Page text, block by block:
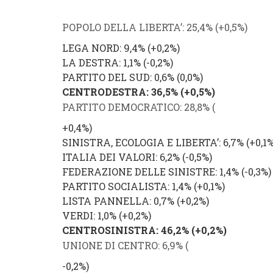
POPOLO DELLA LIBERTA’: 25,4% (+0,5%)
LEGA NORD: 9,4% (+0,2%)
LA DESTRA: 1,1% (-0,2%)
PARTITO DEL SUD: 0,6% (0,0%)
CENTRODESTRA: 36,5% (+0,5%)
PARTITO DEMOCRATICO: 28,8% (
+0,4%)
SINISTRA, ECOLOGIA E LIBERTA’: 6,7% (
ITALIA DEI VALORI: 6,2% (-0,5%)
FEDERAZIONE DELLE SINISTRE: 1,4% (-0,3%)
PARTITO SOCIALISTA: 1,4% (+0,1%)
LISTA PANNELLA: 0,7% (+0,2%)
VERDI: 1,0% (+0,2%)
CENTROSINISTRA: 46,2% (+0,2%)
UNIONE DI CENTRO: 6,9% (
-0,2%)